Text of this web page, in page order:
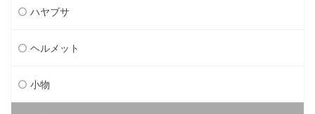
ハヤブサ
ヘルメット
小物